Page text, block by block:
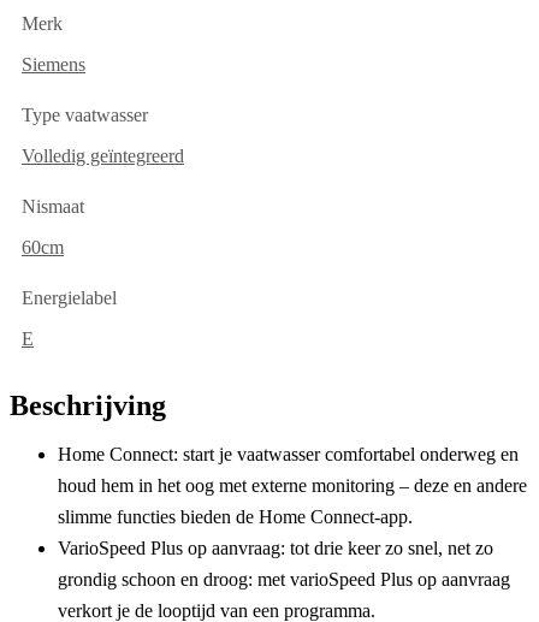
Merk
Siemens
Type vaatwasser
Volledig geïntegreerd
Nismaat
60cm
Energielabel
E
Beschrijving
Home Connect: start je vaatwasser comfortabel onderweg en
houd hem in het oog met externe monitoring – deze en andere
slimme functies bieden de Home Connect-app.
VarioSpeed Plus op aanvraag: tot drie keer zo snel, net zo
grondig schoon en droog: met varioSpeed Plus op aanvraag
verkort je de looptijd van een programma.